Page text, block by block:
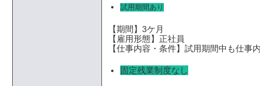
試用期間あり
【期間】3ケ月
【雇用形態】正社員
【仕事内容・条件】試用期間中も仕事内
固定残業制度なし